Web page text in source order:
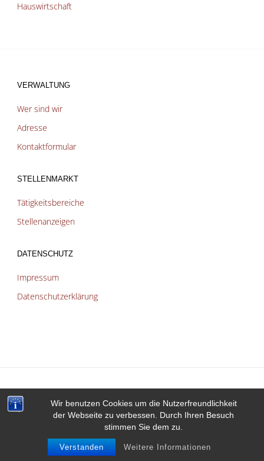
Wir benutzen Cookies um die Nutzerfreundlichkeit
der Webseite zu verbessen. Durch Ihren Besuch
stimmen Sie dem zu.
Verstanden Weitere Informationen
Hauswirtschaft
VERWALTUNG
Wer sind wir
Adresse
Kontaktformular
STELLENMARKT
Tätigkeitsbereiche
Stellenanzeigen
DATENSCHUTZ
Impressum
Datenschutzerklärung
Präsentiert vonFluida&WordPress.